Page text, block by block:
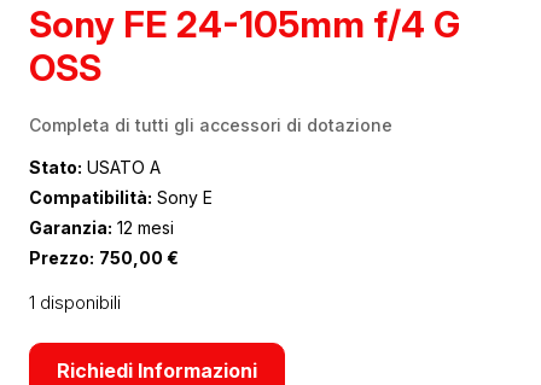
Sony FE 24-105mm f/4 G
OSS
Completa di tutti gli accessori di dotazione
Stato: USATO A
Compatibilità: Sony E
Garanzia: 12 mesi
Prezzo: 750,00 €
1 disponibili
Richiedi Informazioni